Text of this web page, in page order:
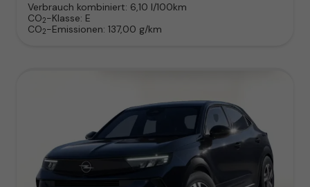
Verbrauch kombiniert: 6,10 l/100km
CO2-Klasse: E
CO2-Emissionen: 137,00 g/km